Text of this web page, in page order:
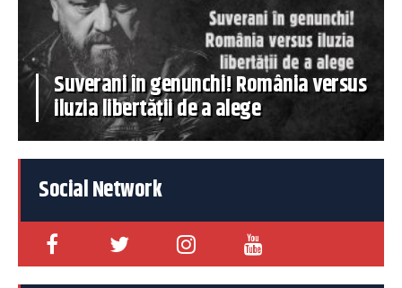
Suverani în genunchi! România versus
iluzia libertății de a alege
Social Network